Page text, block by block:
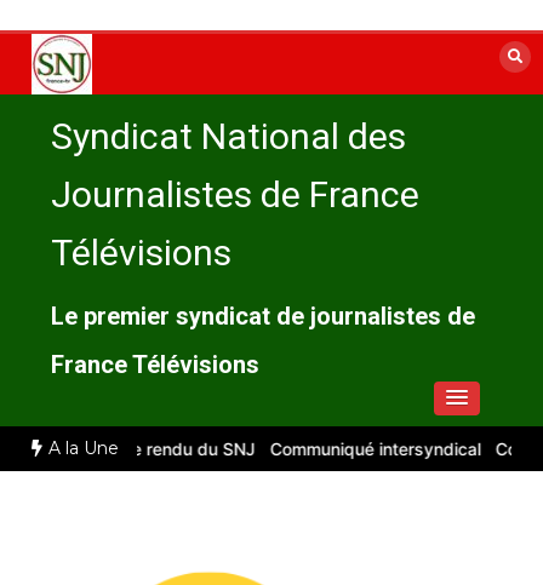
contenu
Syndicat National des
Journalistes de France
Télévisions
Le premier syndicat de journalistes de
France Télévisions
A la Une
2026 : compte rendu du SNJ Communiqué intersyndical